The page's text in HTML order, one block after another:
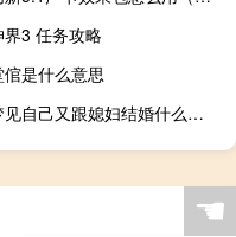
界3 任务攻略
倌是什么意思
梦见自己又跟媳妇结婚什么意思
☚